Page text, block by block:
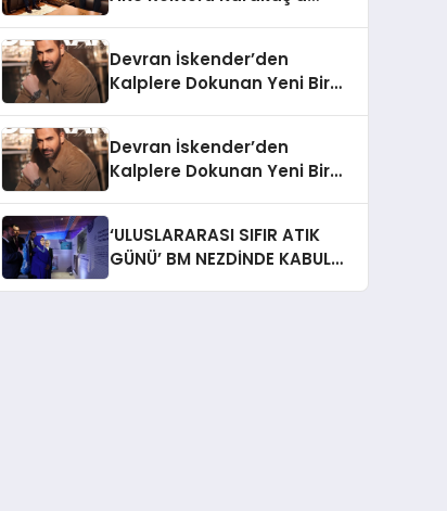
Devran İskender’den
Kalplere Dokunan Yeni Bir
Devran İskender’den
Kalplere Dokunan Yeni Bir
‘ULUSLARARASI SIFIR ATIK
GÜNÜ’ BM NEZDİNDE KABUL